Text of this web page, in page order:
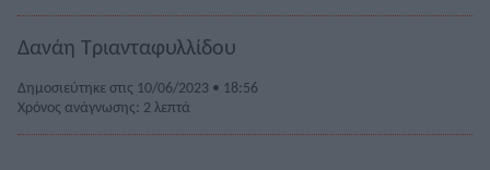
Δανάη Τριανταφυλλίδου
Δημοσιεύτηκε στις 10/06/2023 • 18:56
Χρόνος ανάγνωσης: 2 λεπτά